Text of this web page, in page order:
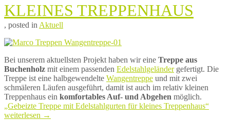
KLEINES TREPPENHAUS
14.
2019
von
Treppen
, posted in Aktuell
Bei unserem aktuellsten Projekt haben wir eine Treppe aus
Buchenholz mit einem passenden Edelstahlgeländergefertigt. Die
Treppe ist eine halbgewendelte Wangentreppe und mit zwei
schmäleren Läufen ausgeführt, damit ist auch im relativ kleinen
Treppenhaus ein komfortables Auf- und Abgehen möglich.
„Gebeizte Treppe mit Edelstahlgurten für kleines Treppenhaus“
weiterlesen →